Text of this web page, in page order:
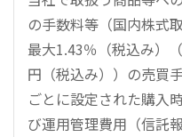
の手数料等（国内株式
最大1.43％（税込み）
円（税込み））の売買
ごとに設定された購入
び運用管理費用（信託